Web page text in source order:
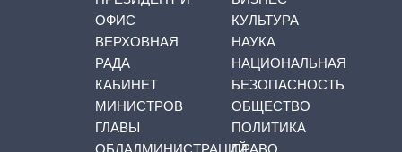
ОФИС
ВЕРХОВНАЯ
РАДА
КАБИНЕТ
МИНИСТРОВ
ГЛАВЫ
КУЛЬТУРА
НАУКА
НАЦИОНАЛЬНАЯ
БЕЗОПАСНОСТЬ
ОБЩЕСТВО
ПОЛИТИКА